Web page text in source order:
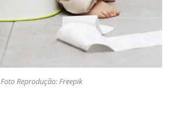
Foto Reprodução: Freepik